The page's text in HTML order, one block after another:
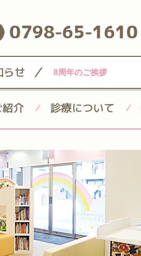
0798-65-1610
らせ / 8周年のご挨拶
介 / 診療について /